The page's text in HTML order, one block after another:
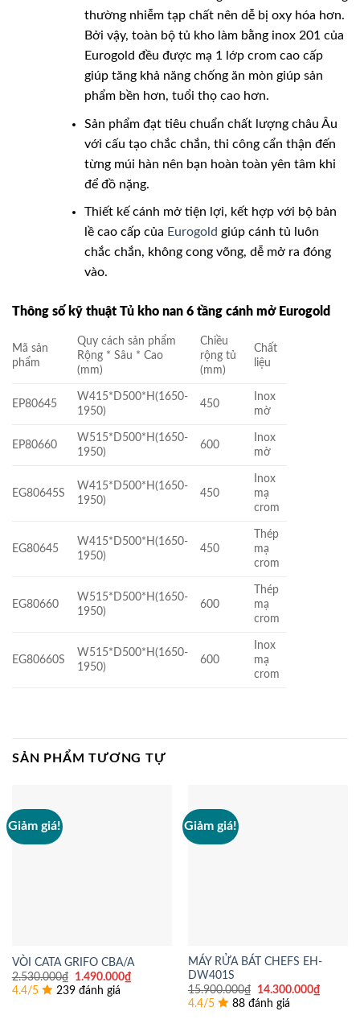
thường nhiễm tạp chất nên dễ bị oxy hóa hơn.
Bởi vậy, toàn bộ tủ kho làm bằng inox 201 của
Eurogold đều được mạ 1 lớp crom cao cấp
giúp tăng khả năng chống ăn mòn giúp sản
phẩm bền hơn, tuổi thọ cao hơn.
Sản phẩm đạt tiêu chuẩn chất lượng châu Âu
với cấu tạo chắc chắn, thi công cẩn thận đến
từng múi hàn nên bạn hoàn toàn yên tâm khi
để đồ nặng.
Thiết kế cánh mở tiện lợi, kết hợp với bộ bản
lề cao cấp của Eurogold giúp cánh tủ luôn
chắc chắn, không cong võng, dễ mở ra đóng
vào.
Thông số kỹ thuật Tủ kho nan 6 tầng cánh mở Eurogold
Mã sản
phẩm
Quy cách sản phẩm
Rộng * Sâu * Cao
(mm)
Chiều
rộng tủ
(mm)
Chất
liệu
EP80645
W415*D500*H(1650-
1950)
450
Inox
mờ
EP80660
W515*D500*H(1650-
1950)
600
Inox
mờ
EG80645S
W415*D500*H(1650-
1950)
450
Inox
mạ
crom
EG80645
W415*D500*H(1650-
1950)
450
Thép
mạ
crom
EG80660
W515*D500*H(1650-
1950)
600
Thép
mạ
crom
EG80660S
W515*D500*H(1650-
1950)
600
Inox
mạ
crom
SẢN PHẨM TƯƠNG TỰ
Giảm giá!
VÒI CATA GRIFO CBA/A
2.530.000₫
Giá
gốc
là:
1.490.000₫Giá
4.4/5 239 đánh giá
Giảm giá!
MÁY RỬA BÁT CHEFS EH-
DW401S
15.900.000₫
Giá
gốc
là:
14.300.000₫Giá
4.4/5 88 đánh giá